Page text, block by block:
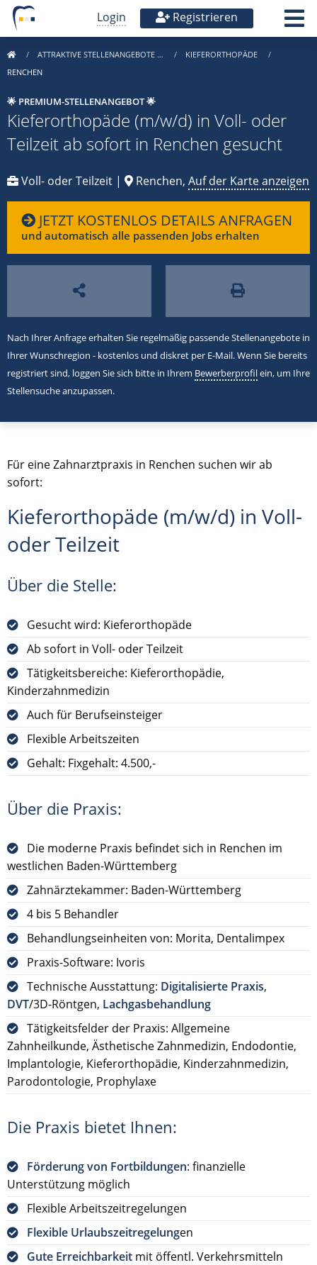
Login Registrieren
ATTRAKTIVE STELLENANGEBOTE …
KIEFERORTHOPÄDE
RENCHEN
🌟 PREMIUM-STELLENANGEBOT 🌟
Kieferorthopäde (m/w/d) in Voll- oder
Teilzeit ab sofort in Renchen gesucht
Voll- oder Teilzeit | Renchen, Auf der Karte anzeigen
JETZT KOSTENLOS DETAILS ANFRAGEN
und automatisch alle passenden Jobs erhalten
Nach Ihrer Anfrage erhalten Sie regelmäßig passende Stellenangebote in
Ihrer Wunschregion - kostenlos und diskret per E-Mail. Wenn Sie bereits
registriert sind, loggen Sie sich bitte in Ihrem Bewerberprofilein, um Ihre
Stellensuche anzupassen.
Für eine Zahnarztpraxis in Renchen suchen wir ab
sofort:
Kieferorthopäde (m/w/d) in Voll-
oder Teilzeit
Über die Stelle:
Gesucht wird: Kieferorthopäde
Ab sofort in Voll- oder Teilzeit
Tätigkeitsbereiche: Kieferorthopädie,
Kinderzahnmedizin
Auch für Berufseinsteiger
Flexible Arbeitszeiten
Gehalt: Fixgehalt: 4.500,-
Über die Praxis:
Die moderne Praxis befindet sich in Renchen im
westlichen Baden-Württemberg
Zahnärztekammer: Baden-Württemberg
4 bis 5 Behandler
Behandlungseinheiten von: Morita, Dentalimpex
Praxis-Software: Ivoris
Technische Ausstattung: Digitalisierte Praxis,
DVT/3D-Röntgen, Lachgasbehandlung
Tätigkeitsfelder der Praxis: Allgemeine
Zahnheilkunde, Ästhetische Zahnmedizin, Endodontie,
Implantologie, Kieferorthopädie, Kinderzahnmedizin,
Parodontologie, Prophylaxe
Die Praxis bietet Ihnen:
Förderung von Fortbildungen: finanzielle
Unterstützung möglich
Flexible Arbeitszeitregelungen
Flexible Urlaubszeitregelungen
Gute Erreichbarkeit mit öffentl. Verkehrsmitteln